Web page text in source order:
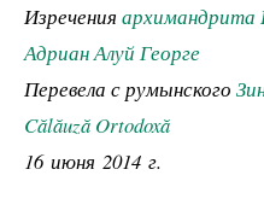
Изречения
Адриан Алуй Георге
Перевела с румынского
Călăuză Ortodoxă
16 июня 2014 г.